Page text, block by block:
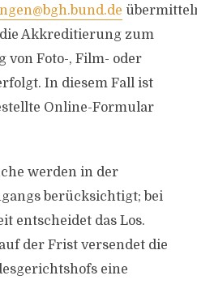
Akkreditierung zum
von Foto-, Film- oder
In diesem Fall ist
Online-Formular
werden in der
berücksichtigt; bei
entscheidet das Los.
der Frist versendet die
eine